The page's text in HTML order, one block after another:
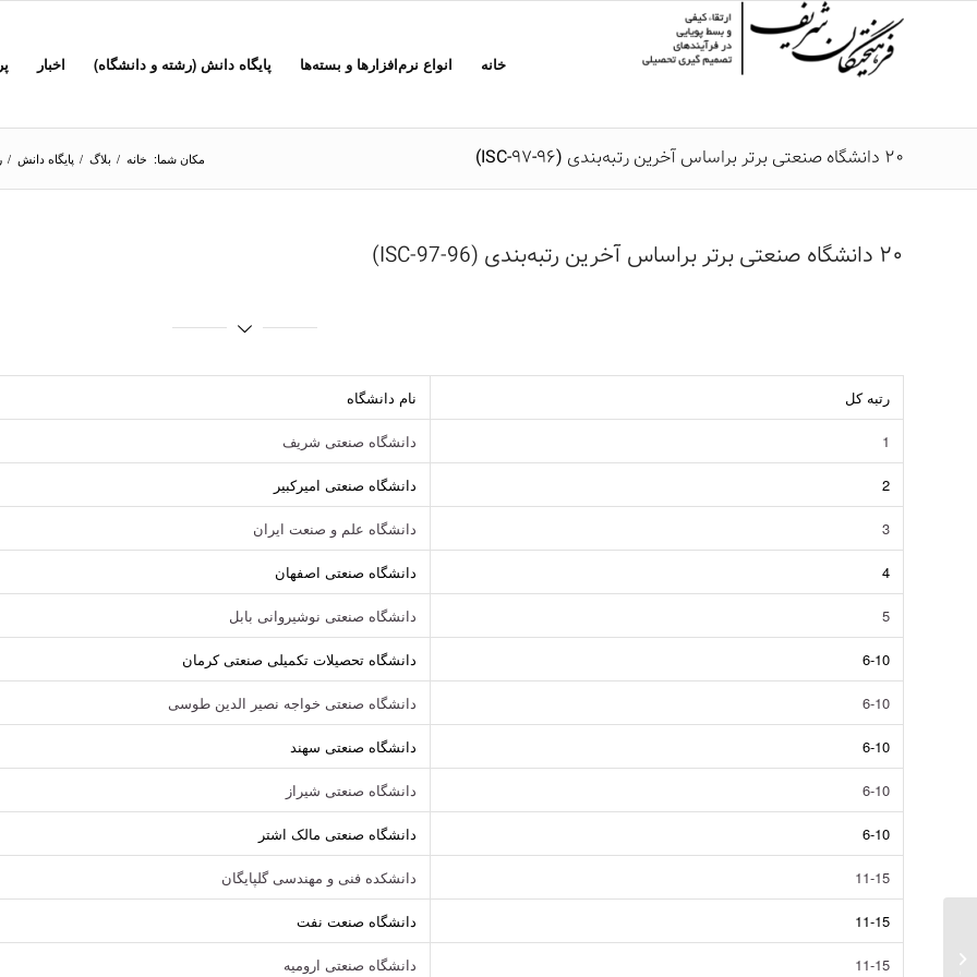
خانه انواع نرم‌افزارها و بسته‌ها پایگاه دانش (رشته و دانشگاه) اخبار
۲۰ دانشگاه‌ صنعتی برتر بر‌اساس آخرین رتبه‌بندی (96-97-ISC) مکان شما: خانه / بلاگ / پایگاه دانش /
۲۰ دانشگاه‌ صنعتی برتر بر‌اساس آخرین رتبه‌بندی (96-97-ISC)
رتبه کل نام دانشگاه
1 دانشگاه صنعتی شریف
2 دانشگاه صنعتی امیرکبیر
3 دانشگاه علم و صنعت ایران
4 دانشگاه صنعتی اصفهان
5 دانشگاه صنعتی نوشیروانی بابل
6-10 دانشگاه تحصیلات تکمیلی صنعتی کرمان
6-10 دانشگاه صنعتی خواجه نصیر الدین طوسی
6-10 دانشگاه صنعتی سهند
6-10 دانشگاه صنعتی شیراز
6-10 دانشگاه صنعتی مالک اشتر
11-15 دانشکده فنی و مهندسی گلپایگان
11-15 دانشگاه صنعت نفت
11-15 دانشگاه صنعتی ارومیه
دانشگاه‌‌های هنر برتر بر‌اساس آخرین